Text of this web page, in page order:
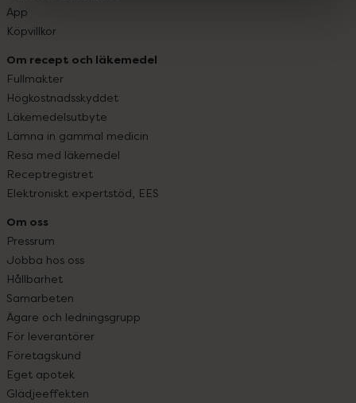
App
Köpvillkor
Om recept och läkemedel
Fullmakter
Högkostnadsskyddet
Läkemedelsutbyte
Lämna in gammal medicin
Resa med läkemedel
Receptregistret
Elektroniskt expertstöd, EES
Om oss
Pressrum
Jobba hos oss
Hållbarhet
Samarbeten
Ägare och ledningsgrupp
För leverantörer
Företagskund
Eget apotek
Glädjeeffekten